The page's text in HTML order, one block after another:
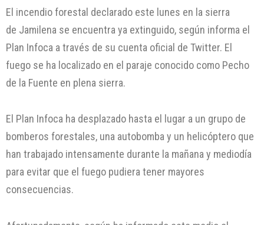
El incendio forestal declarado este lunes en la sierra
de Jamilena se encuentra ya extinguido, según informa el
Plan Infoca a través de su cuenta oficial de Twitter. El
fuego se ha localizado en el paraje conocido como Pecho
de la Fuente en plena sierra.
El Plan Infoca ha desplazado hasta el lugar a un grupo de
bomberos forestales, una autobomba y un helicóptero que
han trabajado intensamente durante la mañana y mediodía
para evitar que el fuego pudiera tener mayores
consecuencias.